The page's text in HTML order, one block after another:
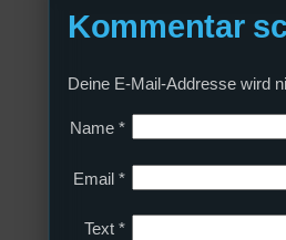
Kommentar
Deine E-Mail-Addresse wird
Name *
Email *
Text *